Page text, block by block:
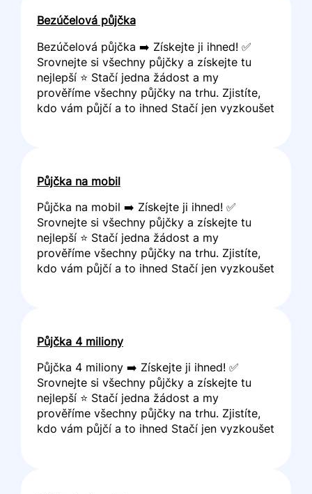
Bezúčelová půjčka
Bezúčelová půjčka ➡️ Získejte ji ihned! ✅
Srovnejte si všechny půjčky a získejte tu
nejlepší ⭐ Stačí jedna žádost a my
prověříme všechny půjčky na trhu. Zjistíte,
kdo vám půjčí a to ihned Stačí jen vyzkoušet
Půjčka na mobil
Půjčka na mobil ➡️ Získejte ji ihned! ✅
Srovnejte si všechny půjčky a získejte tu
nejlepší ⭐ Stačí jedna žádost a my
prověříme všechny půjčky na trhu. Zjistíte,
kdo vám půjčí a to ihned Stačí jen vyzkoušet
Půjčka 4 miliony
Půjčka 4 miliony ➡️ Získejte ji ihned! ✅
Srovnejte si všechny půjčky a získejte tu
nejlepší ⭐ Stačí jedna žádost a my
prověříme všechny půjčky na trhu. Zjistíte,
kdo vám půjčí a to ihned Stačí jen vyzkoušet